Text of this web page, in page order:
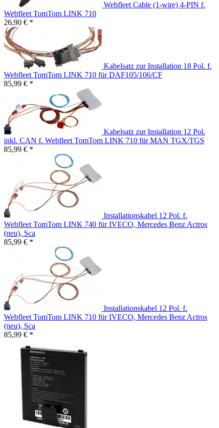
Webfleet Cable (1-wire) 4-PIN f.
Webfleet TomTom LINK 710
26,90 € *
Kabelsatz zur Installation 18 Pol. f.
Webfleet TomTom LINK 710 für DAF105/106/CF
85,99 € *
Kabelsatz zur Installation 12 Pol.
inkl. CAN f. Webfleet TomTom LINK 710 für MAN TGX/TGS
85,99 € *
Installationskabel 12 Pol. f.
Webfleet TomTom LINK 740 für IVECO, Mercedes Benz Actros
(neu), Sca
85,99 € *
Installationskabel 12 Pol. f.
Webfleet TomTom LINK 710 für IVECO, Mercedes Benz Actros
(neu), Sca
85,99 € *